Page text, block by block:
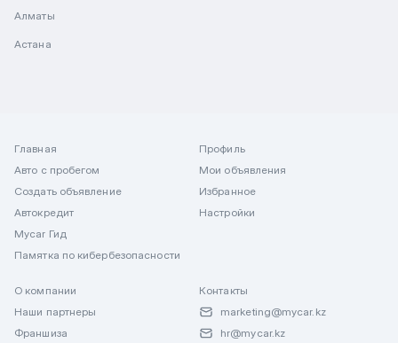
Алматы
Астана
Главная
Авто с пробегом
Создать объявление
Автокредит
Mycar Гид
Памятка по кибербезопасности
Профиль
Мои объявления
Избранное
Настройки
О компании
Наши партнеры
Франшиза
Контакты
marketing@mycar.kz
hr@mycar.kz